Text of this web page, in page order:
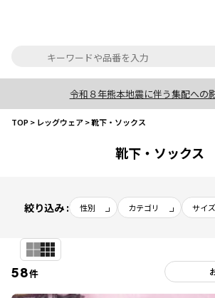
令和８年熊本地震に伴う集配への
TOP> レッグウェア>靴下・ソックス
靴下・ソックス
絞り込み : 性別 カテゴリ サイズ
58件